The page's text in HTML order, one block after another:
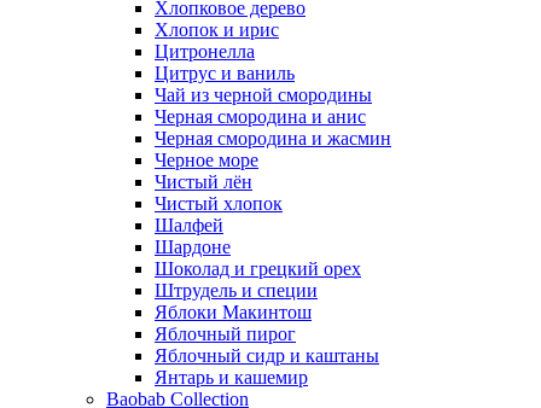
Хлопковое дерево
Хлопок и ирис
Цитронелла
Цитрус и ваниль
Чай из черной смородины
Черная смородина и анис
Черная смородина и жасмин
Черное море
Чистый лён
Чистый хлопок
Шалфей
Шардоне
Шоколад и грецкий орех
Штрудель и специи
Яблоки Макинтош
Яблочный пирог
Яблочный сидр и каштаны
Янтарь и кашемир
Baobab Collection